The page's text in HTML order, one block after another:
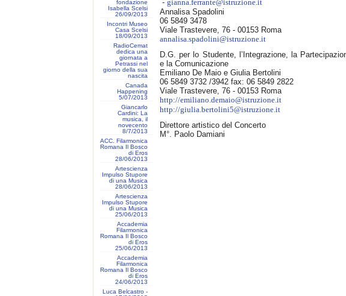
fondazione
Isabella Scelsi
26/09/2013
Incontri Museo
Casa Scelsi
18/09/2013
RadioCemat
dedica una
giornata a
Petrassi nel
giorno della sua
nascita
Canada
Happening
5/07/2013
Giancarlo
Cardini: La
musica, il
novecento
8/7/2013
ACC. Filarmonica
Romana Il Bosco
di Eros
28/06/2013
Artescienza
Impulso Stupore
di una Musica
28/06/2013
Artescienza
Impulso Stupore
di una Musica
25/06/2013
Accademia
Filarmonica
Romana Il Bosco
di Eros
25/06/2013
Accademia
Filarmonica
Romana Il Bosco
di Eros
24/06/2013
Luca Belcastro -
- gianna.ferrante@istruzione.it
Annalisa Spadolini
06 5849 3478
Viale Trastevere, 76 - 00153 Roma
annalisa.spadolini@istruzione.it
D.G. per lo Studente, l’Integrazione, la
e la Comunicazione
Emiliano De Maio e Giulia Bertolini
06 5849 3732 /3942 fax: 06 5849 2822
Viale Trastevere, 76 - 00153 Roma
http://emiliano.demaio@istruzione.it
http://giulia.bertolini5@istruzione.it
Direttore artistico del Concerto
M°. Paolo Damiani